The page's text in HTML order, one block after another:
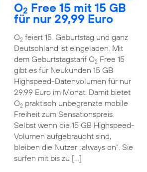
O2 Free 15 mit 15 GB
für nur 29,99 Euro
O2feiert 15. Geburtstag und ganz
Deutschland ist eingeladen. Mit
dem Geburtstagstarif O2Free 15
gibt es für Neukunden 15 GB
Highspeed-Datenvolumen für nur
29,99 Euro im Monat. Damit bietet
O2praktisch unbegrenzte mobile
Freiheit zum Sensationspreis.
Selbst wenn die 15 GB Highspeed-
Volumen aufgebraucht sind,
bleiben die Nutzer „always on“. Sie
surfen mit bis zu […]